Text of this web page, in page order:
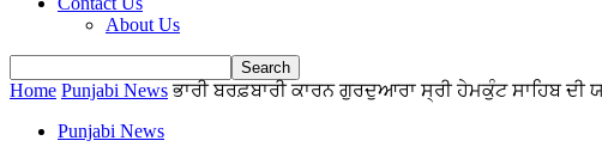
About Us
Home Punjabi News ਭਾਰੀ ਬਰਫ਼ਬਾਰੀ ਕਾਰਨ ਗੁਰਦੁਆਰਾ ਸ੍ਰੀ ਹੇਮਕੁੰਟ ਸਾਹਿਬ ਦੀ
Punjabi News